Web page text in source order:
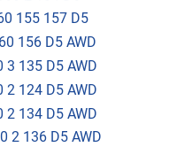
155 157 D5
156 D5 AWD
3 135 D5 AWD
2 124 D5 AWD
2 134 D5 AWD
2 136 D5 AWD